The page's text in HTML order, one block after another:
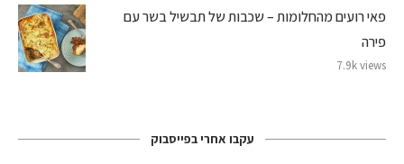
פאי רועים מהחלומות – שכבות של תבשיל בשר עם
פירה
7.9k views
עקבו אחרי בפייסבוק